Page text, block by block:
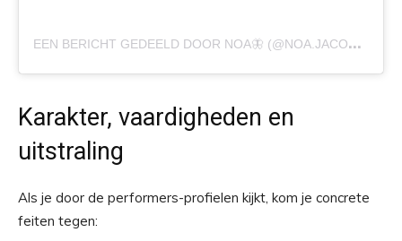
E
EN BERICHT GEDEELD DOOR NOA🦋 (@NOA.JACOBUS)
Karakter, vaardigheden en
uitstraling
Als je door de performers-profielen kijkt, kom je concrete
feiten tegen: